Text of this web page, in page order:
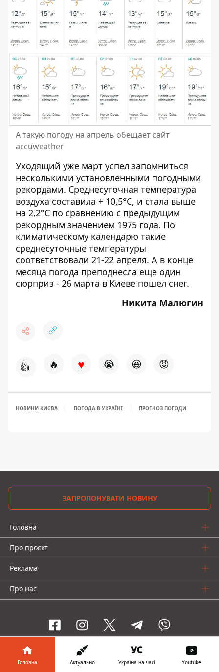
А такую погоду на апрель обещает сайт
accuweather
Уходящий уже март успел запомниться
несколькими установленными погодными
рекордами. Среднесуточная температура
воздуха составила + 10,5°С, и стала выше
на 2,2°С по сравнению с предыдущим
рекордным значением 1975 года. По
климатическому календарю такие
среднесуточные температуры
соответствовали 21-22 апреля. А в конце
месяца погода преподнесла еще один
сюрприз - 26 марта в Киеве пошел снег.
Никита Малюгин
👍 🔥 ♥ 😭 😆 😡
НОВИНИ КИЄВА ПОГОДА В УКРАЇНІ ПРОГНОЗ ПОГОДИ
ЗАПРОПОНУВАТИ НОВИНУ
Головна
Про проєкт
Реклама
Про нас
Інформатор проекти
Головна Актуально Україна на часі Youtube